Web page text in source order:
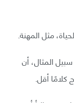
مثل المهنة.
المثال، أن
كلامًا أقل.